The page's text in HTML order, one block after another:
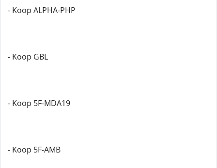
- Koop ALPHA-PHP
- Koop GBL
- Koop 5F-MDA19
- Koop 5F-AMB